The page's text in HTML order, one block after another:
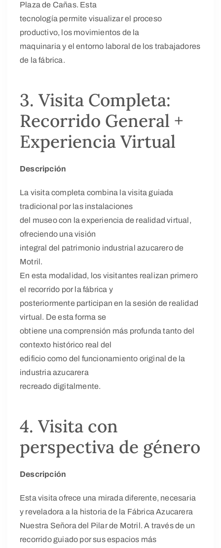
Plaza de Cañas. Esta
tecnología permite visualizar el proceso
productivo, los movimientos de la
maquinaria y el entorno laboral de los trabajadores
de la fábrica.
3. Visita Completa:
Recorrido General +
Experiencia Virtual
Descripción
La visita completa combina la visita guiada
tradicional por las instalaciones
del museo con la experiencia de realidad virtual,
ofreciendo una visión
integral del patrimonio industrial azucarero de
Motril.
En esta modalidad, los visitantes realizan primero
el recorrido por la fábrica y
posteriormente participan en la sesión de realidad
virtual. De esta forma se
obtiene una comprensión más profunda tanto del
contexto histórico real del
edificio como del funcionamiento original de la
industria azucarera
recreado digitalmente.
4. Visita con
perspectiva de género
Descripción
Esta visita ofrece una mirada diferente, necesaria
y reveladora a la historia de la Fábrica Azucarera
Nuestra Señora del Pilar de Motril. A través de un
recorrido guiado por sus espacios más